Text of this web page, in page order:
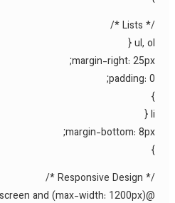
margin-right:
padding:
margin-bottom: